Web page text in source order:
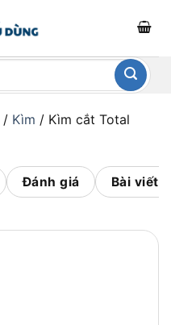
/ Kìm / Kìm cắt Total
Đánh giá Bài viết